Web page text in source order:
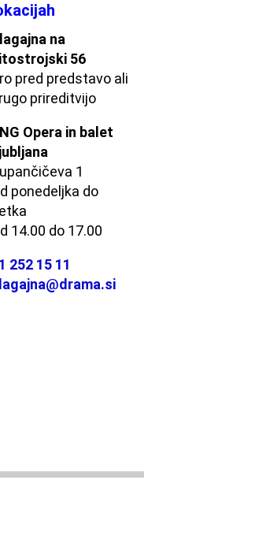
na
56
pred predstavo ali
prireditvijo
Opera in balet
1
ponedeljka do
14.00 do 17.00
252 15 11